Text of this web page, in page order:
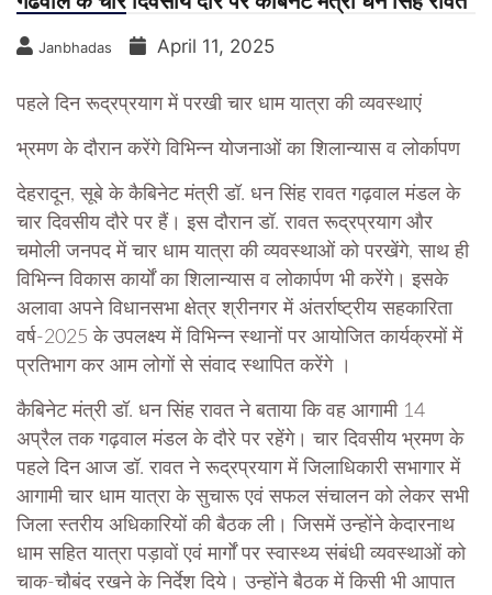
Janbhadas April 11, 2025
पहले दिन रूद्रप्रयाग में परखी चार धाम यात्रा की व्यवस्थाएं
भ्रमण के दौरान करेंगे विभिन्न योजनाओं का शिलान्यास व लोर्कापण
देहरादून, सूबे के कैबिनेट मंत्री डॉ. धन सिंह रावत गढ़वाल मंडल के
चार दिवसीय दौरे पर हैं। इस दौरान डॉ. रावत रूद्रप्रयाग और
चमोली जनपद में चार धाम यात्रा की व्यवस्थाओं को परखेंगे, साथ ही
विभिन्न विकास कार्यों का शिलान्यास व लोकार्पण भी करेंगे। इसके
अलावा अपने विधानसभा क्षेत्र श्रीनगर में अंतर्राष्ट्रीय सहकारिता
वर्ष-2025 के उपलक्ष्य में विभिन्न स्थानों पर आयोजित कार्यक्रमों में
प्रतिभाग कर आम लोगों से संवाद स्थापित करेंगे ।
कैबिनेट मंत्री डॉ. धन सिंह रावत ने बताया कि वह आगामी 14
अप्रैल तक गढ़वाल मंडल के दौरे पर रहेंगे। चार दिवसीय भ्रमण के
पहले दिन आज डॉ. रावत ने रूद्रप्रयाग में जिलाधिकारी सभागार में
आगामी चार धाम यात्रा के सुचारू एवं सफल संचालन को लेकर सभी
जिला स्तरीय अधिकारियों की बैठक ली। जिसमें उन्होंने केदारनाथ
धाम सहित यात्रा पड़ावों एवं मार्गों पर स्वास्थ्य संबंधी व्यवस्थाओं को
चाक-चौबंद रखने के निर्देश दिये। उन्होंने बैठक में किसी भी आपात